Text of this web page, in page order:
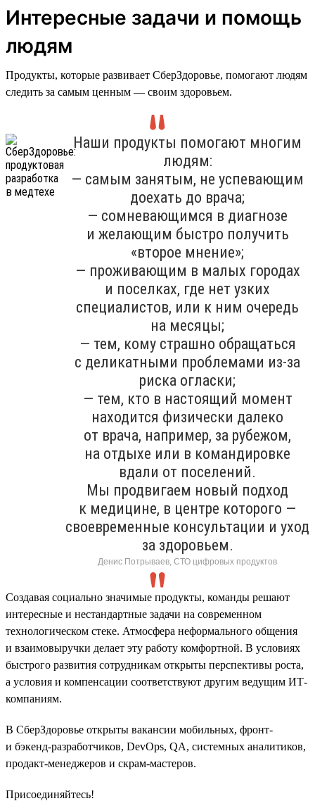
Интересные задачи и помощь
людям
Продукты, которые развивает СберЗдоровье, помогают людям
следить за самым ценным — своим здоровьем.
Наши продукты помогают многим
людям:
— самым занятым, не успевающим
доехать до врача;
— сомневающимся в диагнозе
и желающим быстро получить
«второе мнение»;
— проживающим в малых городах
и поселках, где нет узких
специалистов, или к ним очередь
на месяцы;
— тем, кому страшно обращаться
с деликатными проблемами из-за
риска огласки;
— тем, кто в настоящий момент
находится физически далеко
от врача, например, за рубежом,
на отдыхе или в командировке
вдали от поселений.
Мы продвигаем новый подход
к медицине, в центре которого —
своевременные консультации и уход
за здоровьем.
Денис Потрываев, СТО цифровых продуктов
Создавая социально значимые продукты, команды решают
интересные и нестандартные задачи на современном
технологическом стеке. Атмосфера неформального общения
и взаимовыручки делает эту работу комфортной. В условиях
быстрого развития сотрудникам открыты перспективы роста,
а условия и компенсации соответствуют другим ведущим ИТ-
компаниям.
В СберЗдоровье открыты вакансии мобильных, фронт-
и бэкенд-разработчиков, DevOps, QA, системных аналитиков,
продакт-менеджеров и скрам-мастеров.
Присоединяйтесь!